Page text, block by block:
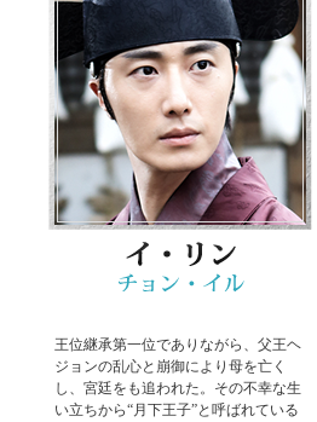
王位継承第一位でありながら、父王ヘ
ジョンの乱心と崩御により母を亡く
し、宮廷をも追われた。その不幸な生
い立ちから“月下王子”と呼ばれている